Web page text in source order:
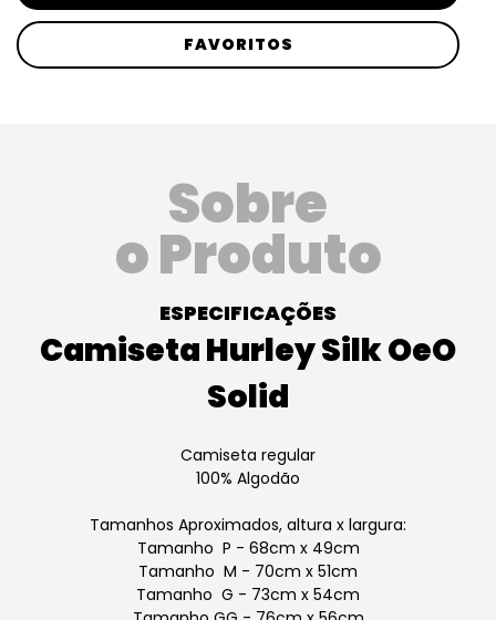
FAVORITOS
Sobre
o Produto
ESPECIFICAÇÕES
Camiseta Hurley Silk OeO
Solid
Camiseta regular
100% Algodão
Tamanhos Aproximados, altura x largura:
Tamanho P - 68cm x 49cm
Tamanho M - 70cm x 51cm
Tamanho G - 73cm x 54cm